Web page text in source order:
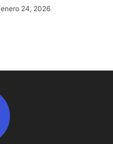
enero 24, 2026